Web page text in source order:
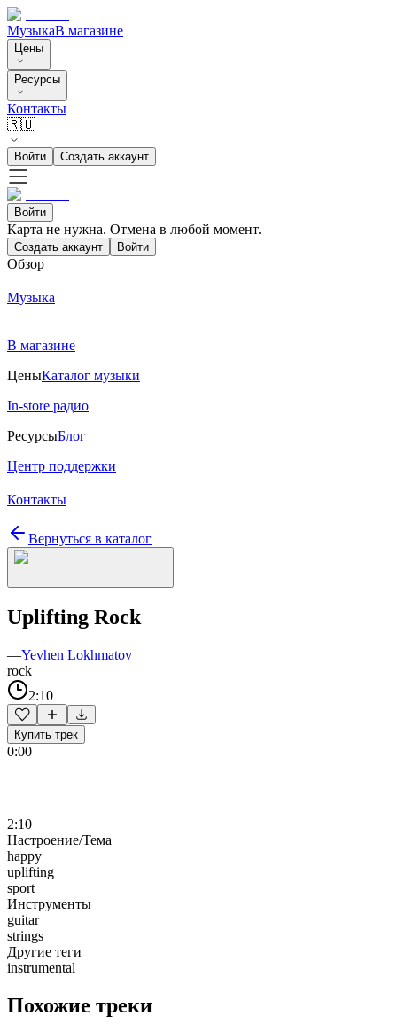
МузыкаВ магазине
Цены
Ресурсы
Контакты
🇷🇺
Войти Создать аккаунт
Войти
Карта не нужна. Отмена в любой момент.
Создать аккаунт Войти
Обзор
Музыка
В магазине
ЦеныКаталог музыки
In-store радио
РесурсыБлог
Центр поддержки
Контакты
Вернуться в каталог
Uplifting Rock
—Yevhen Lokhmatov
rock
2:10
Купить трек
0:00
2:10
Настроение/Тема
happy
uplifting
sport
Инструменты
guitar
strings
Другие теги
instrumental
Похожие треки